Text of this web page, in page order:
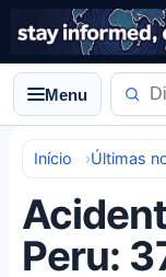
Menu
Início Últimas
Peru: